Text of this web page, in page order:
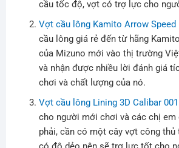
cầu tốc độ, vợt có trợ lực cho
Vợt cầu lông Kamito Arrow Speed
cầu lông giá rẻ đến từ hãng
của Mizuno mới vào thị trường
và nhận được nhiều lời đánh giá
chơi và chất lượng của nó.
Vợt cầu lông Lining 3D Calibar 001
cho người mới chơi và các chị
phải, cần có một cây vợt công thủ